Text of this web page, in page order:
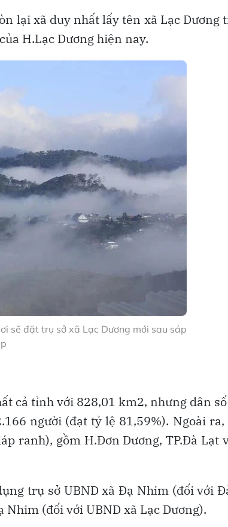
lại xã duy nhất lấy tên xã Lạc Dương
H.Lạc Dương hiện nay.
sẽ đặt trụ sở xã Lạc Dương mới sau sáp
cả tỉnh với 828,01 km2, nhưng dân
người (đạt tỷ lệ 81,59%). Ngoài ra,
ranh), gồm H.Đơn Dương, TP.Đà Lạt
trụ sở UBND xã Đạ Nhim (đối với
(đối với UBND xã Lạc Dương).